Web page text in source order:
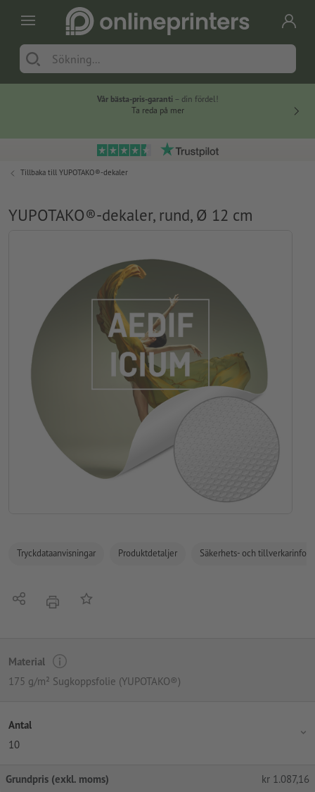
Vår bästa-pris-garanti – din fördel!
Ta reda på mer
Tillbaka till YUPOTAKO®-dekaler
YUPOTAKO®-dekaler, rund, Ø 12 cm
Tryckdataanvisningar Produktdetaljer Säkerhets- och
Dela erbjudandePå anteckningslistan
Material
175 g/m² Sugkoppsfolie (YUPOTAKO®)
Antal
10
Grundpris (exkl. moms) kr 1.087,16